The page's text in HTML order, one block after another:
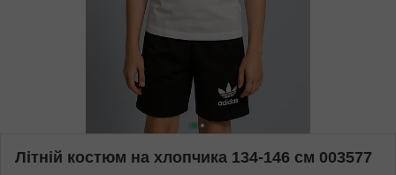
Літній костюм на хлопчика 134-146 см 003577